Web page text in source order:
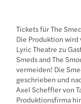
Tickets für The
Die Produktion
Lyric Theatre zu
Smeds and The
vermeiden! Die
geschrieben und
Axel Scheffler von
Produktionsfirma